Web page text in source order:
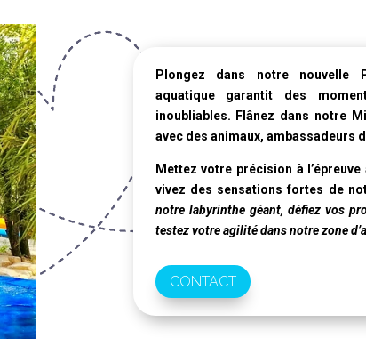
Plongez dans notre nouvelle
aquatiquegarantit des
inoubliables. Flânez dans notre
avec des animaux, ambassadeurs
Mettez votre précision à
vivez des sensations fortes de
notre labyrinthe géant, défiez vos
testez votre agilité dans notre zone
CONTACT